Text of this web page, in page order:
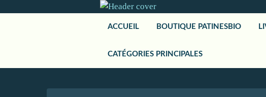
ACCUEIL BOUTIQUE PATINESBIO
CATÉGORIES PRINCIPALES